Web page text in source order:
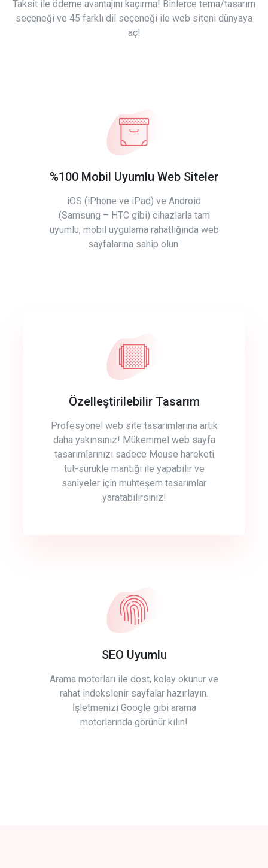
Taksit ile ödeme avantajını kaçırma! Binlerce tema/tasarım
seçeneği ve 45 farklı dil seçeneği ile web siteni dünyaya
aç!
%100 Mobil Uyumlu Web Siteler
iOS (iPhone ve iPad) ve Android
(Samsung – HTC gibi) cihazlarla tam
uyumlu, mobil uygulama rahatlığında web
sayfalarına sahip olun.
Özelleştirilebilir Tasarım
Profesyonel web site tasarımlarına artık
daha yakınsınız! Mükemmel web sayfa
tasarımlarınızı sadece Mouse hareketi
tut-sürükle mantığı ile yapabilir ve
saniyeler için muhteşem tasarımlar
yaratabilirsiniz!
SEO Uyumlu
Arama motorları ile dost, kolay okunur ve
rahat indekslenir sayfalar hazırlayın.
İşletmenizi Google gibi arama
motorlarında görünür kılın!